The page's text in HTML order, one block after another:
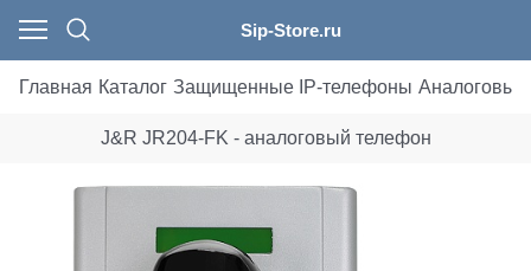
Sip-Store.ru
Главная Каталог Защищенные IP-телефоны
J&R JR204-FK - аналоговый телефон